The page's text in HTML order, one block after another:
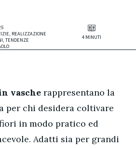
, REALIZZAZIONE
, TENDENZE
4 MINUTI
vasche rappresentano la
per chi desidera coltivare
in modo pratico ed
Adatti sia per grandi